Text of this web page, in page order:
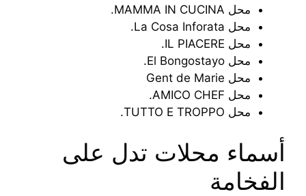
محل MAMMA IN CUCINA.
محل La Cosa Inforata.
محل IL PIACERE.
محل El Bongostayo.
محل Gent de Marie
محل AMICO CHEF.
محل TUTTO E TROPPO.
أسماء محلات تدل على
الفخامة